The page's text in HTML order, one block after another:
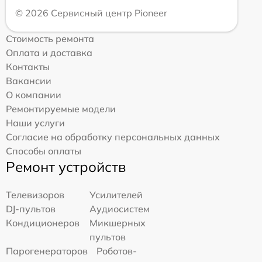
© 2026 Сервисный центр Pioneer
Стоимость ремонта
Оплата и доставка
Контакты
Вакансии
О компании
Ремонтируемые модели
Наши услуги
Согласие на обработку персональных данных
Способы оплаты
Ремонт устройств
Телевизоров
Усилителей
DJ-пультов
Аудиосистем
Кондиционеров
Микшерных
пультов
Парогенераторов
Роботов-